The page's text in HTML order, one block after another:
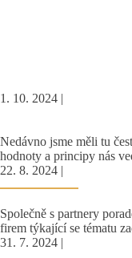
1. 10. 2024 |
Nedávno jsme měli tu
hodnoty a principy nás
22. 8. 2024 |
Společně s partnery
firem týkající se tématu
31. 7. 2024 |